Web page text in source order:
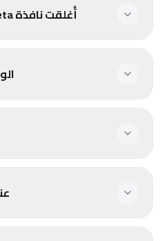
أُغلقت نافذة Meta دون أن أربط واتساب